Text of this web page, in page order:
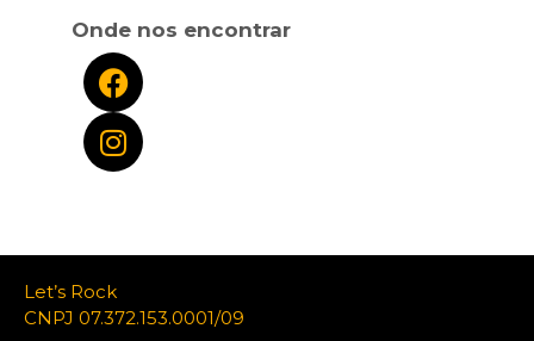
Onde nos encontrar
Let’s Rock
CNPJ 07.372.153.0001/09